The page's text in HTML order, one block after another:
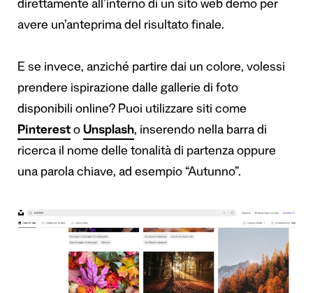
direttamente all’interno di un sito web demo per
avere un’anteprima del risultato finale.
E se invece, anziché partire dai un colore, volessi
prendere ispirazione dalle gallerie di foto
disponibili online? Puoi utilizzare siti come
Pinterest o Unsplash, inserendo nella barra di
ricerca il nome delle tonalità di partenza oppure
una parola chiave, ad esempio “Autunno”.